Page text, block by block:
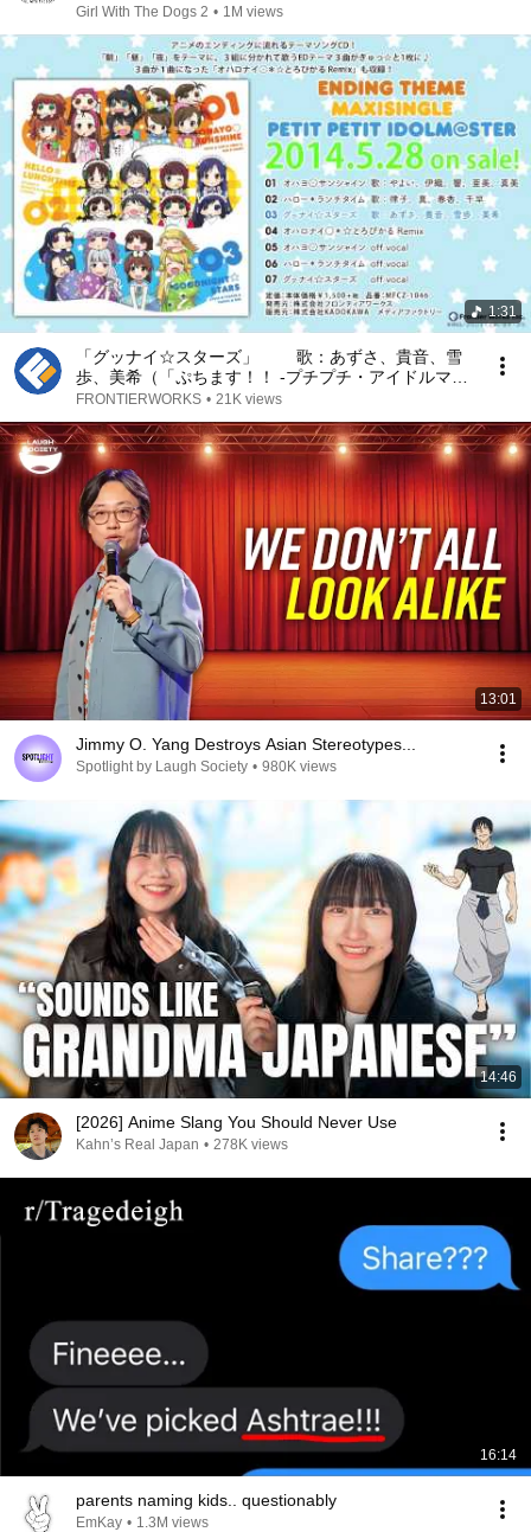
Girl With The Dogs 2 • 1M views
1:31
「グッナイ☆スターズ」 歌：あずさ、貴音、雪
歩、美希（「ぷちます！！ -プチプチ・アイドルマス
ター-」EDテーマ マキシシングル）
FRONTIERWORKS • 21K views
13:01
Jimmy O. Yang Destroys Asian Stereotypes...
Spotlight by Laugh Society • 980K views
14:46
[2026] Anime Slang You Should Never Use
Kahn’s Real Japan • 278K views
16:14
parents naming kids.. questionably
EmKay • 1.3M views